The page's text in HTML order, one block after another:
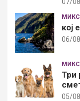
кој
06/
Три
05/